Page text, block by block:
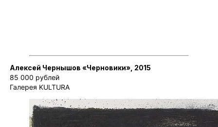
Алексей Чернышов «Черновики», 2015
85 000 рублей
Галерея KULTURA